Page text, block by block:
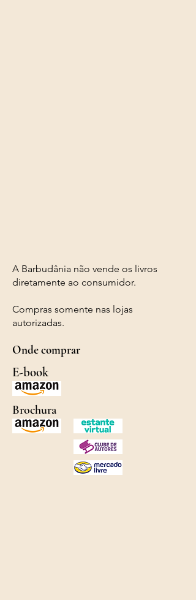
A Barbudânia não vende os livros
diretamente ao consumidor.
Compras somente nas lojas
autorizadas.
Onde comprar
E-book
Brochura